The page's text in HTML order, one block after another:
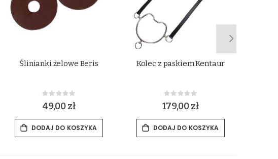
Ślinianki żelowe Beris
Rating:
0%
49,00 zł
DODAJ DO KOSZYKA
Kolec z paskiem Kentaur
Rating:
0%
179,00 zł
DODAJ DO KOSZYKA